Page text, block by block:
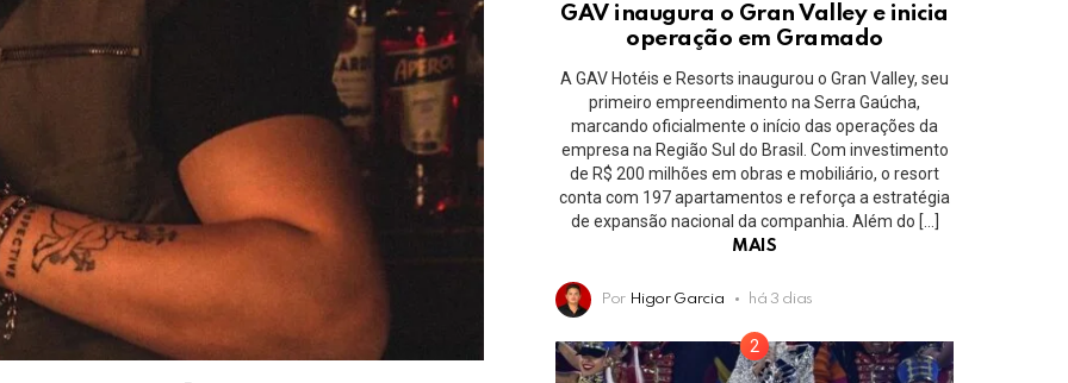
GAV inaugura o Gran Valley e inicia
operação em Gramado
A GAV Hotéis e Resorts inaugurou o Gran Valley, seu
primeiro empreendimento na Serra Gaúcha,
marcando oficialmente o início das operações da
empresa na Região Sul do Brasil. Com investimento
de R$ 200 milhões em obras e mobiliário, o resort
conta com 197 apartamentos e reforça a estratégia
de expansão nacional da companhia. Além do […]
MAIS
Por Higor Garcia há 3 dias